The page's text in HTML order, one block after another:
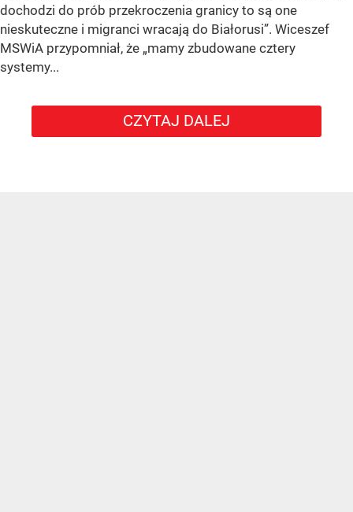
dochodzi do prób przekroczenia granicy to są one
nieskuteczne i migranci wracają do Białorusi”. Wiceszef
MSWiA przypomniał, że „mamy zbudowane cztery
systemy...
CZYTAJ DALEJ